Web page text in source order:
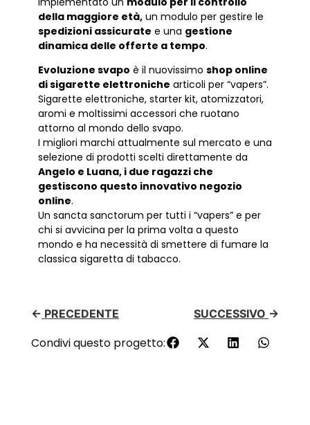
della maggiore età,un modulo per gestire le
spedizioni assicurate e una gestione
dinamica delle offerte a tempo.
Evoluzione svapo è il nuovissimo shop online
di sigarette elettroniche articoli per “vapers”.
Sigarette elettroniche, starter kit, atomizzatori,
aromi e moltissimi accessori che ruotano
attorno al mondo dello svapo.
I migliori marchi attualmente sul mercato e una
selezione di prodotti scelti direttamente da
Angelo e Luana, i due ragazzi che
gestiscono questo innovativo negozio
online.
Un sancta sanctorum per tutti i “vapers” e per
chi si avvicina per la prima volta a questo
mondo e ha necessità di smettere di fumare la
classica sigaretta di tabacco.
← PRECEDENTE SUCCESSIVO →
Condivi questo progetto: